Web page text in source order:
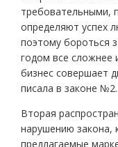
требовательными,
определяют успех
поэтому бороться
годом все сложнее
бизнес совершает
писала в законе №2.
Вторая
нарушению закона,
предлагаемые